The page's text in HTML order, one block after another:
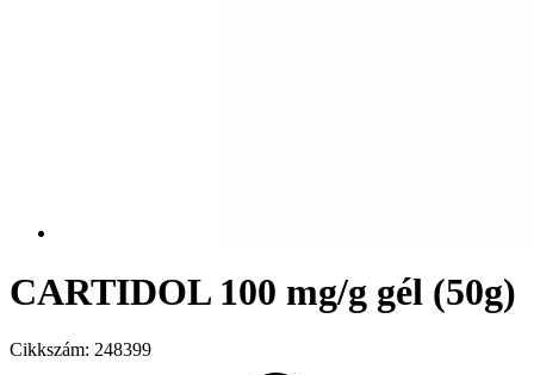
CARTIDOL 100 mg/g gél (50g)
Cikkszám: 248399